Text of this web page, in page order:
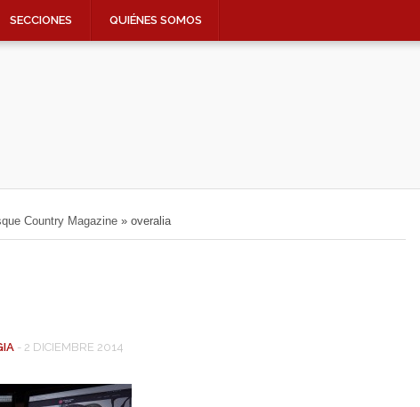
SECCIONES QUIÉNES SOMOS
Country Magazine » overalia
- 2 DICIEMBRE 2014